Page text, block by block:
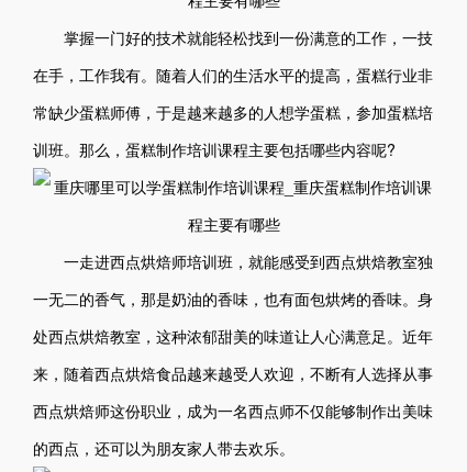
掌握一门好的技术就能轻松找到一份满意的工作，一技
在手，工作我有。随着人们的生活水平的提高，蛋糕行业非
常缺少蛋糕师傅，于是越来越多的人想学蛋糕，参加蛋糕培
训班。那么，蛋糕制作培训课程主要包括哪些内容呢?
一走进西点烘焙师培训班，就能感受到西点烘焙教室独
一无二的香气，那是奶油的香味，也有面包烘烤的香味。身
处西点烘焙教室，这种浓郁甜美的味道让人心满意足。近年
来，随着西点烘焙食品越来越受人欢迎，不断有人选择从事
西点烘焙师这份职业，成为一名西点师不仅能够制作出美味
的西点，还可以为朋友家人带去欢乐。